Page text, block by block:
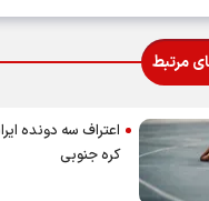
مرتبط
اعتراف سه دونده
کره جنوبی